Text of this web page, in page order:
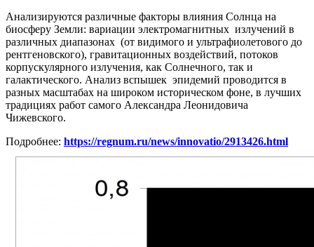
Анализируются различные факторы влияния Солнца на
биосферу Земли: вариации электромагнитных излучений в
различных диапазонах (от видимого и ультрафиолетового до
рентгеновского), гравитационных воздействий, потоков
корпускулярного излучения, как Солнечного, так и
галактического. Анализ вспышек эпидемий проводится в
разных масштабах на широком историческом фоне, в лучших
традициях работ самого Александра Леонидовича
Чижевского.
Подробнее: https://regnum.ru/news/innovatio/2913426.html